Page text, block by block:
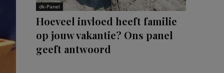
dk-Panel
Hoeveel invloed heeft familie
op jouw vakantie? Ons panel
geeft antwoord